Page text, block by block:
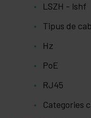
LSZH - lshf
Tipus de
Hz
PoE
RJ45
Categories